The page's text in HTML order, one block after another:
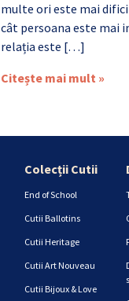
multe ori este mai
cât persoana este mai
relația este […]
Citește mai mult »
Colecții Cutii
End of School
Cutii Ballotins
Cutii Heritage
Cutii Art Nouveau
Cutii Bijoux & Love